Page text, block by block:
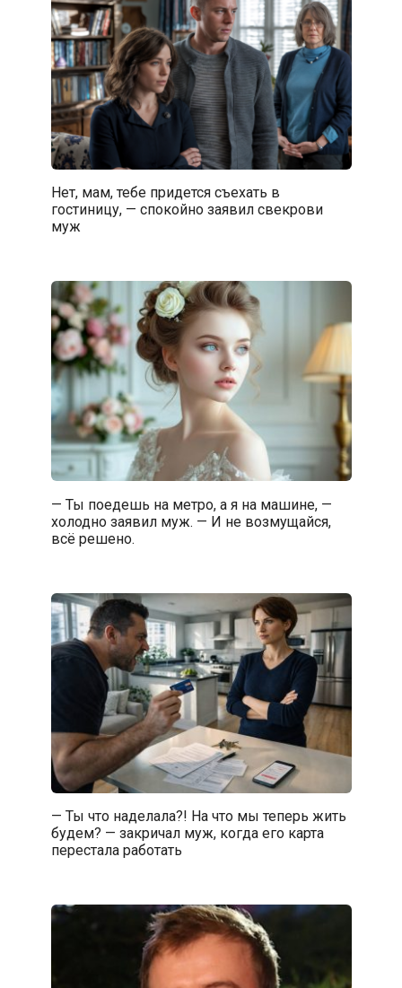
Нет, мам, тебе придется съехать в
гостиницу, — спокойно заявил свекрови
муж
— Ты поедешь на метро, а я на машине, —
холодно заявил муж. — И не возмущайся,
всё решено.
— Ты что наделала?! На что мы теперь жить
будем? — закричал муж, когда его карта
перестала работать